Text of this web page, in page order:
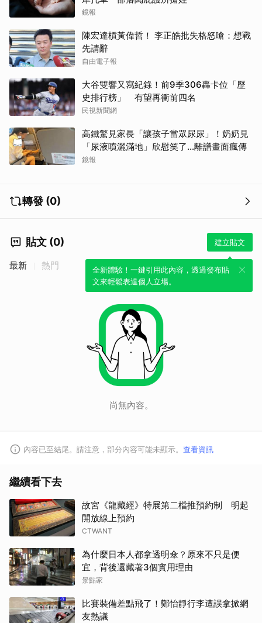
鏡報
陳宏達槓黃偉哲！ 李正皓批失格怒嗆：想戰
先請辭
自由電子報
大谷雙響又寫紀錄！前9季306轟卡位「歷
史排行榜」 有望再衝前四名
民視新聞網
高鐵驚見家長「讓孩子當眾尿尿」！奶奶見
「尿液噴灑滿地」欣慰笑了…離譜畫面瘋傳
鏡報
轉發 (0)
貼文 (0) 建立貼文
全新體驗！一鍵引用此內容，透過發布貼
文來輕鬆表達個人立場。
最新 熱門
尚無內容。
內容已至結尾。請注意，部分內容可能未顯示。 查看資訊
繼續看下去
故宮《龍藏經》特展第二檔推預約制 明起
開放線上預約
CTWANT
為什麼日本人都拿透明傘？原來不只是便
宜，背後還藏著3個實用理由
景點家
比賽裝備差點飛了！鄭怡靜行李遭誤拿掀網
友熱議